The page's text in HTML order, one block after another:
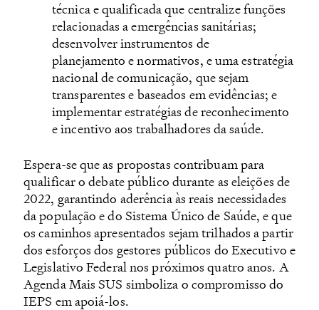
técnica e qualificada que centralize funções
relacionadas a emergências sanitárias;
desenvolver instrumentos de
planejamento e normativos, e uma estratégia
nacional de comunicação, que sejam
transparentes e baseados em evidências; e
implementar estratégias de reconhecimento
e incentivo aos trabalhadores da saúde.
Espera-se que as propostas contribuam para
qualificar o debate público durante as eleições de
2022, garantindo aderência às reais necessidades
da população e do Sistema Único de Saúde, e que
os caminhos apresentados sejam trilhados a partir
dos esforços dos gestores públicos do Executivo e
Legislativo Federal nos próximos quatro anos. A
Agenda Mais SUS simboliza o compromisso do
IEPS em apoiá-los.